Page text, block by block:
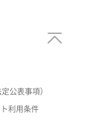
公表事項）
利用条件